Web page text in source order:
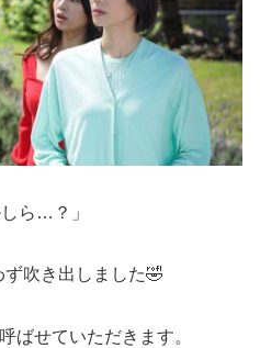
ら…？」
吹き出しました🤣
ばせていただきます。